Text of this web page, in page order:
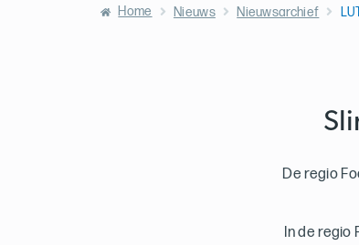
Home Nieuws Nieuwsarchief
De regio
In de regio